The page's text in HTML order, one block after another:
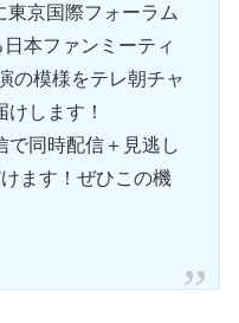
東京国際フォーラム
本ファンミーティ
の模様をテレ朝チャ
します！
で同時配信＋見逃し
ます！ぜひこの機